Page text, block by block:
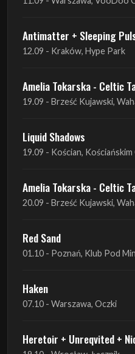
Amelia Tokarska - Celtic
19.09 - Brześć Kujawski,
Liquid Shadows
19.09 - Kościan,
Amelia Tokarska - Celtic
20.09 - Brześć Kujawski,
Red Sand
Haken
Heretoir + Unreqvited +
THE SISTERS OF MERCY
22.10 - Wrocław, A2 -